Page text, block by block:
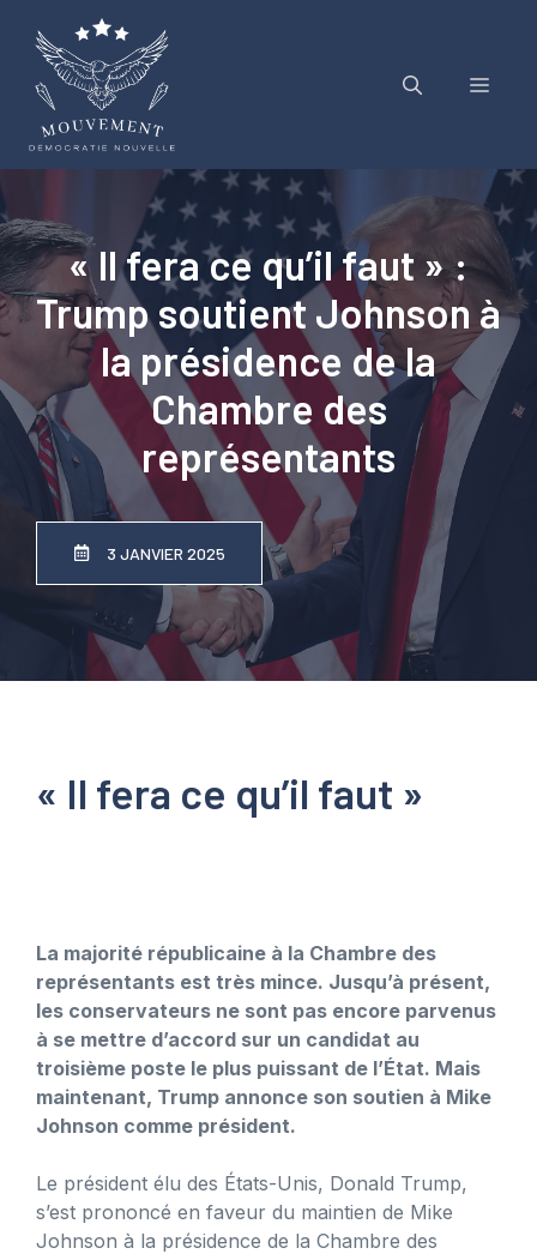
contenu
Menu
« Il fera ce qu’il faut » :
Trump soutient Johnson à
la présidence de la
Chambre des
représentants
3 JANVIER 2025
« Il fera ce qu’il faut »
La majorité républicaine à la Chambre des
représentants est très mince. Jusqu’à présent,
les conservateurs ne sont pas encore parvenus
à se mettre d’accord sur un candidat au
troisième poste le plus puissant de l’État. Mais
maintenant, Trump annonce son soutien à Mike
Johnson comme président.
Le président élu des États-Unis, Donald Trump,
s’est prononcé en faveur du maintien de Mike
Johnson à la présidence de la Chambre des